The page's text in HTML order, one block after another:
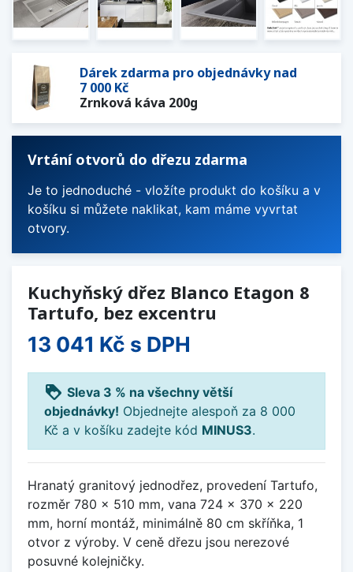
Dárek zdarma pro objednávky nad
7 000 Kč
Zrnková káva 200g
Vrtání otvorů do dřezu zdarma
Je to jednoduché - vložíte produkt do košíku a v
košíku si můžete naklikat, kam máme vyvrtat
otvory.
Kuchyňský dřez Blanco Etagon 8
Tartufo, bez excentru
13 041 Kč s DPH
loyalty Sleva 3 % na všechny větší
objednávky! Objednejte alespoň za 8 000
Kč a v košíku zadejte kód MINUS3.
Hranatý granitový jednodřez, provedení Tartufo,
rozměr 780 x 510 mm, vana 724 x 370 x 220
mm, horní montáž, minimálně 80 cm skříňka, 1
otvor z výroby. V ceně dřezu jsou nerezové
posuvné kolejničky.